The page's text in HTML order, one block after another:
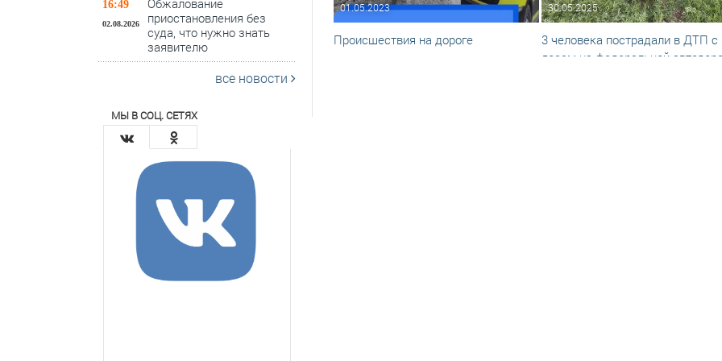
16:49
02.08.2026
Обжалование
приостановления без
суда, что нужно знать
заявителю
все новости
МЫ В СОЦ. СЕТЯХ
01.05.2023
Происшествия на дороге
30.05.2025
3 человека пострадали в ДТП с
лосем на федеральной